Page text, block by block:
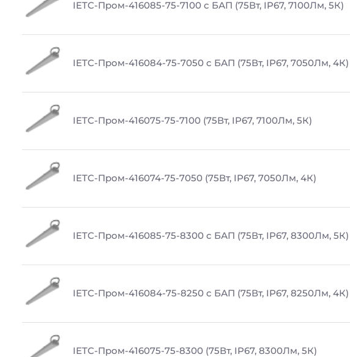
IETC-Пром-416085-75-7100 с БАП (75Вт, IP67, 7100Лм, 5К)
IETC-Пром-416084-75-7050 с БАП (75Вт, IP67, 7050Лм, 4К)
IETC-Пром-416075-75-7100 (75Вт, IP67, 7100Лм, 5К)
IETC-Пром-416074-75-7050 (75Вт, IP67, 7050Лм, 4К)
IETC-Пром-416085-75-8300 с БАП (75Вт, IP67, 8300Лм, 5К)
IETC-Пром-416084-75-8250 с БАП (75Вт, IP67, 8250Лм, 4К)
IETC-Пром-416075-75-8300 (75Вт, IP67, 8300Лм, 5К)